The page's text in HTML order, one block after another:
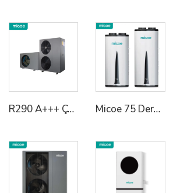
R290 A+++ Çoklu İşlevli Isı Pompaları Monoblok Isıtma/Sozluk+Ev Içindeki Sıcak Su Çözümü SG Hazır 6KW/12KW/18KW Micoe 75 Derece R290 Bütünleşik Duvara Monte Edilen Havadan Suye Isıtma Pompası Su Isıtıcı